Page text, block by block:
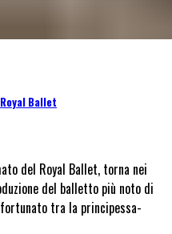
Ballet
del Royal Ballet, torna nei
del balletto più noto di
tra la principessa-